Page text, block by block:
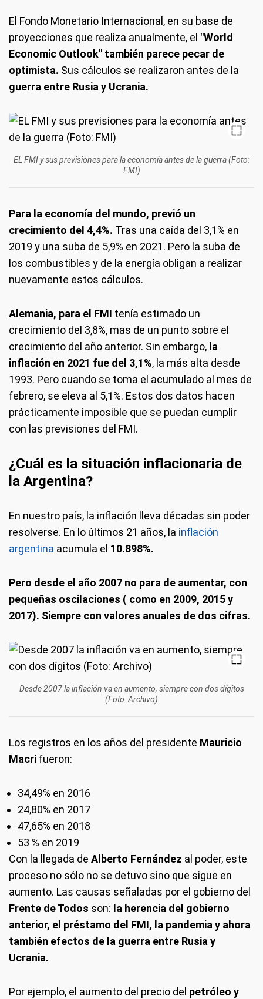
El Fondo Monetario Internacional, en su base de
proyecciones que realiza anualmente, el "World
Economic Outlook" también parece pecar de
optimista. Sus cálculos se realizaron antes de la
guerra entre Rusia y Ucrania.
EL FMI y sus previsiones para la economía antes de la guerra (Foto:
FMI)
Para la economía del mundo, previó un
crecimiento del 4,4%. Tras una caída del 3,1% en
2019 y una suba de 5,9% en 2021. Pero la suba de
los combustibles y de la energía obligan a realizar
nuevamente estos cálculos.
Alemania, para el FMI tenía estimado un
crecimiento del 3,8%, mas de un punto sobre el
crecimiento del año anterior. Sin embargo, la
inflación en 2021 fue del 3,1%, la más alta desde
1993. Pero cuando se toma el acumulado al mes de
febrero, se eleva al 5,1%. Estos dos datos hacen
prácticamente imposible que se puedan cumplir
con las previsiones del FMI.
¿Cuál es la situación inflacionaria de
la Argentina?
En nuestro país, la inflación lleva décadas sin poder
resolverse. En lo últimos 21 años, la inflación
argentina acumula el 10.898%.
Pero desde el año 2007 no para de aumentar, con
pequeñas oscilaciones ( como en 2009, 2015 y
2017). Siempre con valores anuales de dos cifras.
Desde 2007 la inflación va en aumento, siempre con dos dígitos
(Foto: Archivo)
Los registros en los años del presidente Mauricio
Macri fueron:
34,49% en 2016
24,80% en 2017
47,65% en 2018
53 % en 2019
Con la llegada de Alberto Fernández al poder, este
proceso no sólo no se detuvo sino que sigue en
aumento. Las causas señaladas por el gobierno del
Frente de Todos son: la herencia del gobierno
anterior, el préstamo del FMI, la pandemia y ahora
también efectos de la guerra entre Rusia y
Ucrania.
Por ejemplo, el aumento del precio del petróleo y